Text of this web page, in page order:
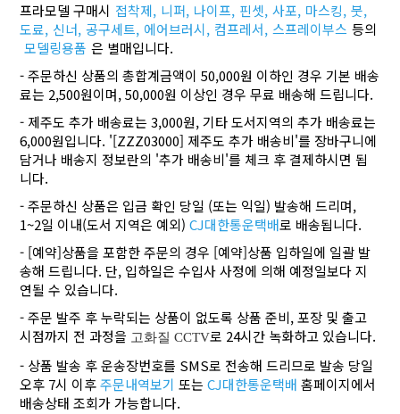
프라모델 구매시 접착제, 니퍼, 나이프, 핀셋, 사포, 마스킹, 붓,
도료, 신너, 공구세트, 에어브러시, 컴프레서, 스프레이부스 등의
모델링용품 은 별매입니다.
- 주문하신 상품의 총합계금액이 50,000원 이하인 경우 기본 배송
료는 2,500원이며, 50,000원 이상인 경우 무료 배송해 드립니다.
- 제주도 추가 배송료는 3,000원, 기타 도서지역의 추가 배송료는
6,000원입니다. '[ZZZ03000] 제주도 추가 배송비'를 장바구니에
담거나 배송지 정보란의 '추가 배송비'를 체크 후 결제하시면 됩
니다.
- 주문하신 상품은 입금 확인 당일 (또는 익일) 발송해 드리며,
1~2일 이내(도서 지역은 예외)CJ대한통운택배로 배송됩니다.
- [예약]상품을 포함한 주문의 경우 [예약]상품 입하일에 일괄 발
송해 드립니다. 단, 입하일은 수입사 사정에 의해 예정일보다 지
연될 수 있습니다.
- 주문 발주 후 누락되는 상품이 없도록 상품 준비, 포장 및 출고
시점까지 전 과정을 고화질 CCTV로 24시간 녹화하고 있습니다.
- 상품 발송 후 운송장번호를 SMS로 전송해 드리므로 발송 당일
오후 7시 이후주문내역보기 또는CJ대한통운택배 홈페이지에서
배송상태 조회가 가능합니다.